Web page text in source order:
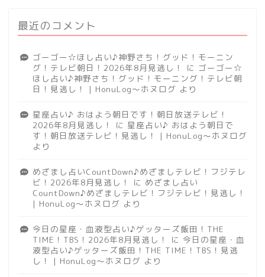
最近のコメント
ゴーゴー☆ほし占い♪神野さち！グッド！モーニン
グ！テレビ朝日！2026年8月見逃し！
に ゴーゴー☆
ほし占い♪神野さち！グッド！モーニング！テレビ朝
日！見逃し！ | HonuLog～ホヌログ より
星座占い♪ おはよう朝日です！朝日放送テレビ！
2026年8月見逃し！
に 星座占い♪ おはよう朝日で
す！朝日放送テレビ！見逃し！ | HonuLog～ホヌログ
より
めざまし占いCountDown♪めざましテレビ！フジテレ
ビ！2026年8月見逃し！
に めざまし占い
CountDown♪めざましテレビ！フジテレビ！見逃し！
| HonuLog～ホヌログ より
今日の星座・血液型占い♪ゲッターズ飯田！THE
TIME！TBS！2026年8月見逃し！
に 今日の星座・血
液型占い♪ゲッターズ飯田！THE TIME！TBS！見逃
し！ | HonuLog～ホヌログ より